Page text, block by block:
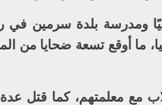
ومدرسة بلدة سرمين
ما أوقع تسعة ضحايا من
مع معلمتهم، كما قتل